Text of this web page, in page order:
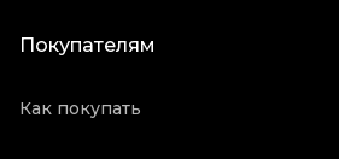
Покупателям
Как покупать